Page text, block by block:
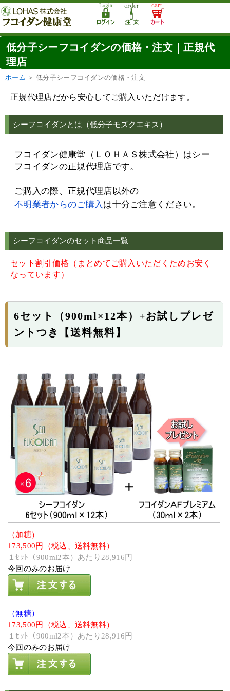
低分子シーフコイダンの価格・注文｜正規代
理店
ホーム ＞ 低分子シーフコイダンの価格・注文
正規代理店だから安心してご購入いただけます。
シーフコイダンとは（低分子モズクエキス）
フコイダン健康堂（ＬＯＨＡＳ株式会社）はシー
フコイダンの正規代理店です。
ご購入の際、正規代理店以外の
不明業者からのご購入 は十分ご注意ください。
シーフコイダンのセット商品一覧
セット割引価格（まとめてご購入いただくためお安く
なっています）
6セット（900ml×12本）+お試しプレゼ
ントつき【送料無料】
（加糖）
173,500円（税込、送料無料）
１ｾｯﾄ（900ml2本）あたり28,916円
今回のみのお届け
（無糖）
173,500円（税込、送料無料）
１ｾｯﾄ（900ml2本）あたり28,916円
今回のみのお届け